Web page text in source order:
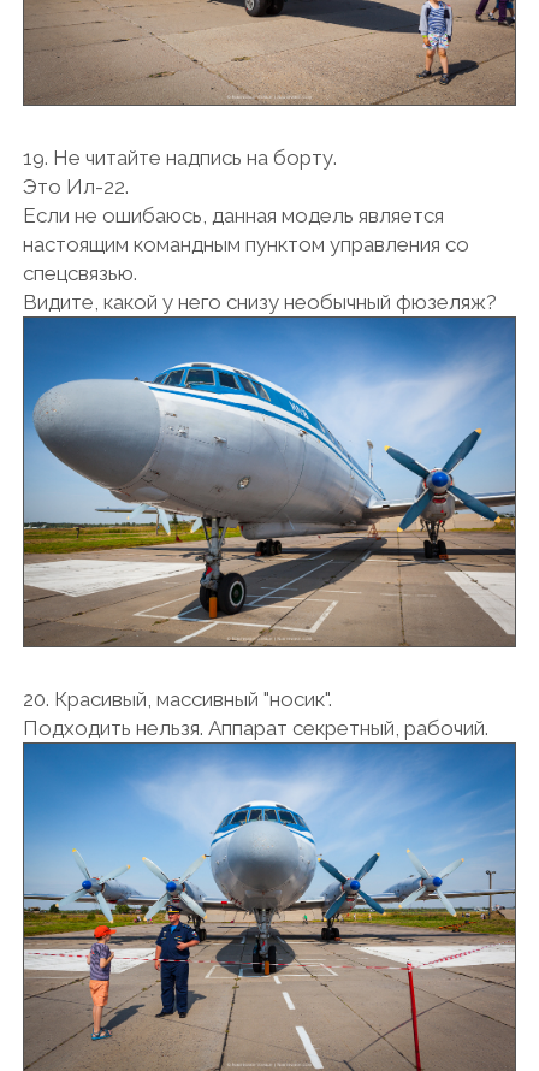
19. Не читайте надпись на борту.
Это Ил-22.
Если не ошибаюсь, данная модель является
настоящим командным пунктом управления со
спецсвязью.
Видите, какой у него снизу необычный фюзеляж?
20. Красивый, массивный "носик".
Подходить нельзя. Аппарат секретный, рабочий.